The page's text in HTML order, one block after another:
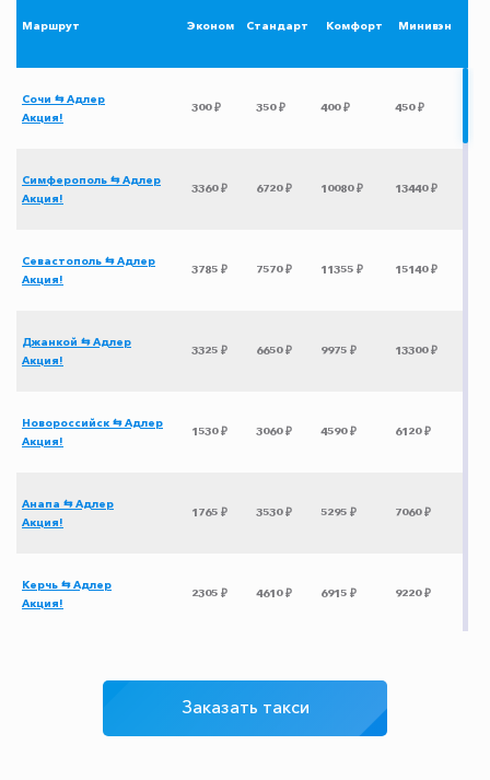
Маршрут Эконом Стандарт Комфорт Минивэн
Сочи ⇆ Адлер
Акция!
300 ₽ 350 ₽ 400 ₽ 450 ₽
Симферополь ⇆ Адлер
Акция!
3360 ₽ 6720 ₽ 10080 ₽ 13440 ₽
Севастополь ⇆ Адлер
Акция!
3785 ₽ 7570 ₽ 11355 ₽ 15140 ₽
Джанкой ⇆ Адлер
Акция!
3325 ₽ 6650 ₽ 9975 ₽ 13300 ₽
Новороссийск ⇆ Адлер
Акция!
1530 ₽ 3060 ₽ 4590 ₽ 6120 ₽
Анапа ⇆ Адлер
Акция!
1765 ₽ 3530 ₽ 5295 ₽ 7060 ₽
Керчь ⇆ Адлер
Акция!
2305 ₽ 4610 ₽ 6915 ₽ 9220 ₽
Заказать такси